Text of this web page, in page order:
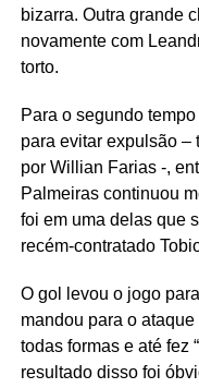
bizarra. Outra grande
novamente com
torto.
Para o segundo
para evitar expulsão –
por Willian Farias -,
Palmeiras continuou
foi em uma delas que
recém-contratado
O gol levou o jogo
mandou para o
todas formas e até fez
resultado disso foi